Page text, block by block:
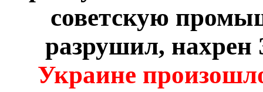
советскую
разрушил, нахрен
Украине